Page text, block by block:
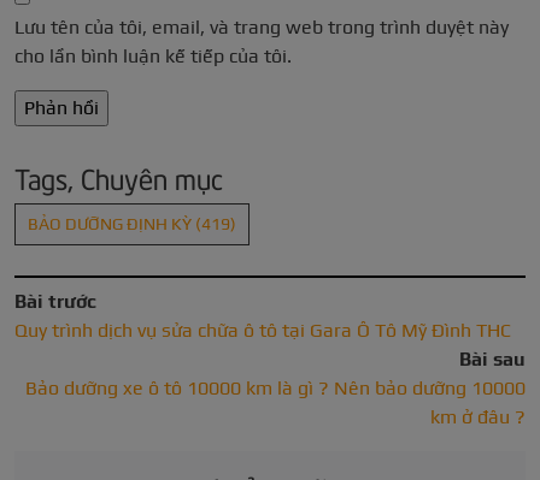
Lưu tên của tôi, email, và trang web trong trình duyệt này
cho lần bình luận kế tiếp của tôi.
Tags, Chuyên mục
BẢO DƯỠNG ĐỊNH KỲ (419)
Bài trước
Quy trình dịch vụ sửa chữa ô tô tại Gara Ô Tô Mỹ Đình THC
Bài sau
Bảo dưỡng xe ô tô 10000 km là gì ? Nên bảo dưỡng 10000
km ở đâu ?